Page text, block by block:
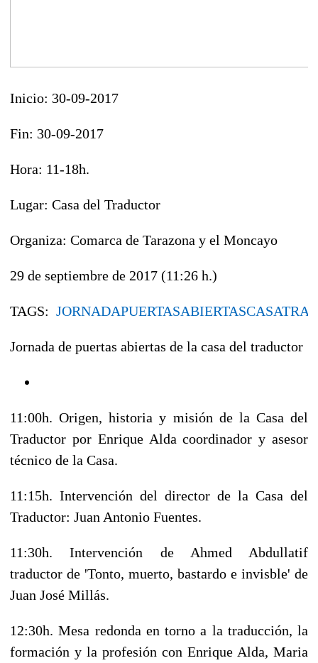
Inicio: 30-09-2017
Fin: 30-09-2017
Hora: 11-18h.
Lugar: Casa del Traductor
Organiza: Comarca de Tarazona y el Moncayo
29 de septiembre de 2017 (11:26 h.)
TAGS: JORNADAPUERTASABIERTASCASA
Jornada de puertas abiertas de la casa del traductor
11:00h. Origen, historia y misión de la Casa del
Traductor por Enrique Alda coordinador y asesor
técnico de la Casa.
11:15h. Intervención del director de la Casa del
Traductor: Juan Antonio Fuentes.
11:30h. Intervención de Ahmed Abdullatif
traductor de 'Tonto, muerto, bastardo e invisble' de
Juan José Millás.
12:30h. Mesa redonda en torno a la traducción, la
formación y la profesión con Enrique Alda, Maria